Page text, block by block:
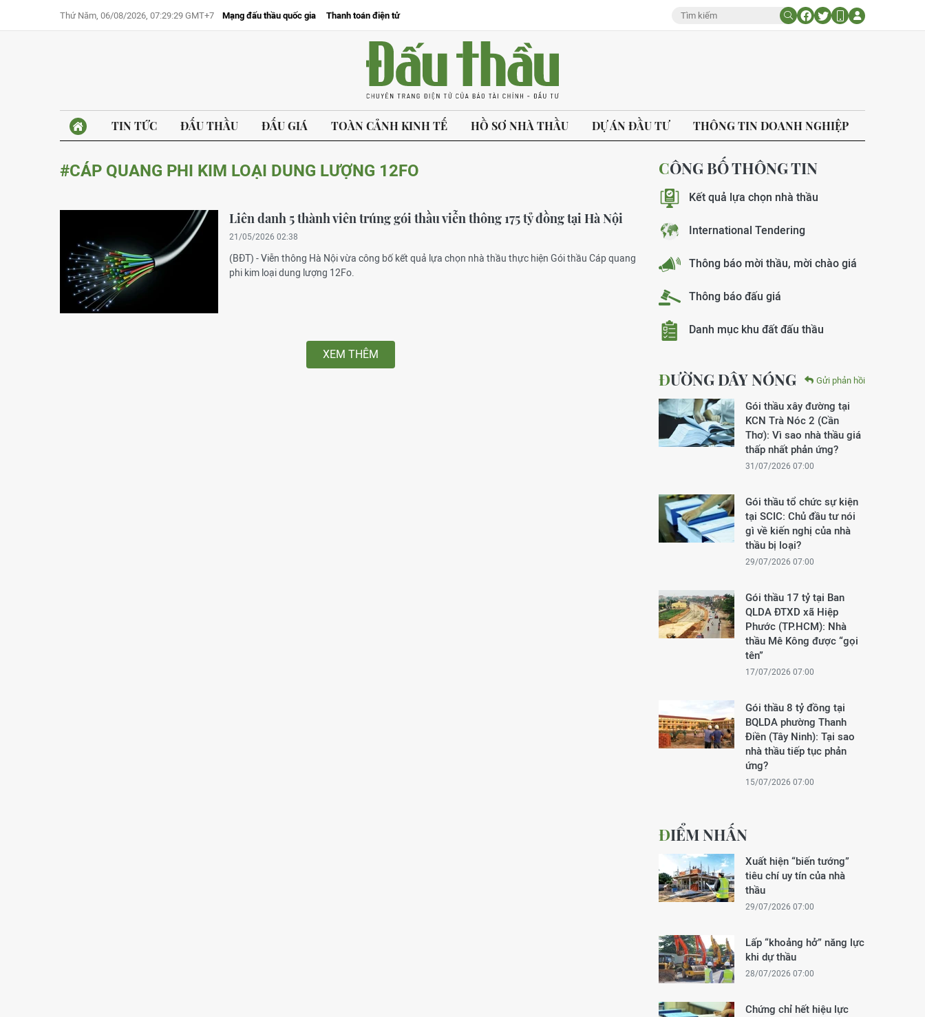
Thứ Năm, 06/08/2026, 07:29:29 GMT+7 Mạng đấu thầu quốc gia Thanh toán điện tử
TIN TỨC ĐẤU THẦU ĐẤU GIÁ TOÀN CẢNH KINH TẾ HỒ SƠ NHÀ THẦU DỰ ÁN ĐẦU TƯ THÔNG TIN DOANH NGHIỆP
#CÁP QUANG PHI KIM LOẠI DUNG LƯỢNG 12FO
Liên danh 5 thành viên trúng gói thầu viễn thông 175 tỷ đồng tại Hà Nội
21/05/2026 02:38
(BĐT) - Viễn thông Hà Nội vừa công bố kết quả lựa chọn nhà thầu thực hiện Gói thầu Cáp quang
phi kim loại dung lượng 12Fo.
XEM THÊM
CÔNG BỐ THÔNG TIN
Kết quả lựa chọn nhà thầu
International Tendering
Thông báo mời thầu, mời chào giá
Thông báo đấu giá
Danh mục khu đất đấu thầu
ĐƯỜNG DÂY NÓNG Gửi phản hồi
Gói thầu xây đường tại
KCN Trà Nóc 2 (Cần
Thơ): Vì sao nhà thầu giá
thấp nhất phản ứng?
31/07/2026 07:00
Gói thầu tổ chức sự kiện
tại SCIC: Chủ đầu tư nói
gì về kiến nghị của nhà
thầu bị loại?
29/07/2026 07:00
Gói thầu 17 tỷ tại Ban
QLDA ĐTXD xã Hiệp
Phước (TP.HCM): Nhà
thầu Mê Kông được “gọi
tên”
17/07/2026 07:00
Gói thầu 8 tỷ đồng tại
BQLDA phường Thanh
Điền (Tây Ninh): Tại sao
nhà thầu tiếp tục phản
ứng?
15/07/2026 07:00
ĐIỂM NHẤN
Xuất hiện “biến tướng”
tiêu chí uy tín của nhà
thầu
29/07/2026 07:00
Lấp “khoảng hở” năng lực
khi dự thầu
28/07/2026 07:00
Chứng chỉ hết hiệu lực